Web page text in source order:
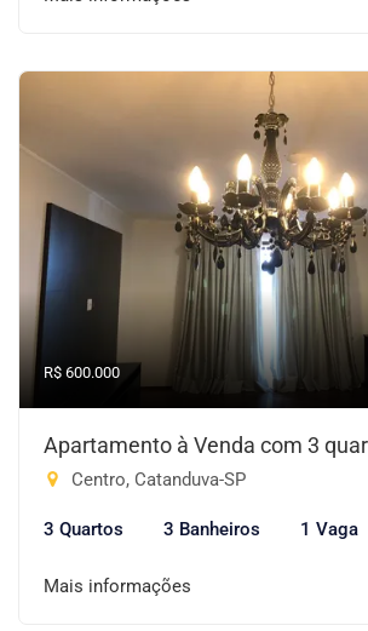
R$ 600.000
Apartamento à Venda com 3
Centro, Catanduva-SP
3 Quartos 3 Banheiros 1 Vaga
Mais informações